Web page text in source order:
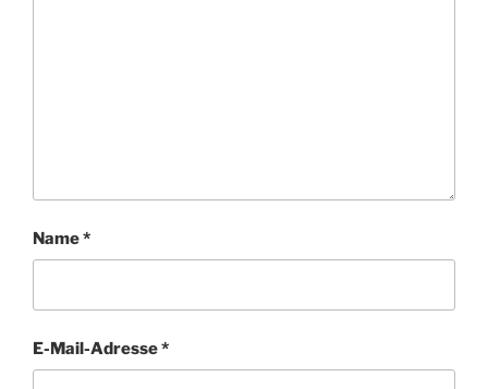
Name*
E-Mail-Adresse*